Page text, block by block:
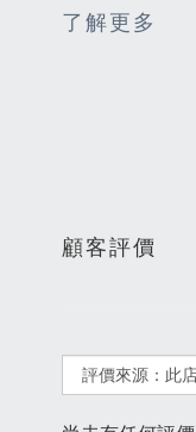
了解更多
顧客評價